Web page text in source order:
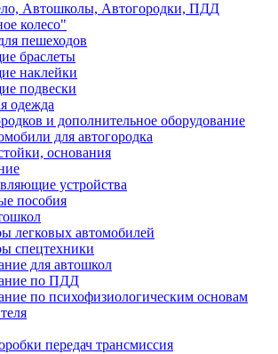
Автошколы, Автогородки, ПДД
колесо"
пешеходов
браслеты
наклейки
подвески
одежда
и дополнительное оборудование
для автогородка
основания
устройства
пособия
легковых автомобилей
спецтехники
для автошкол
по ПДД
по психофизиологическим основам
передач трансмиссия